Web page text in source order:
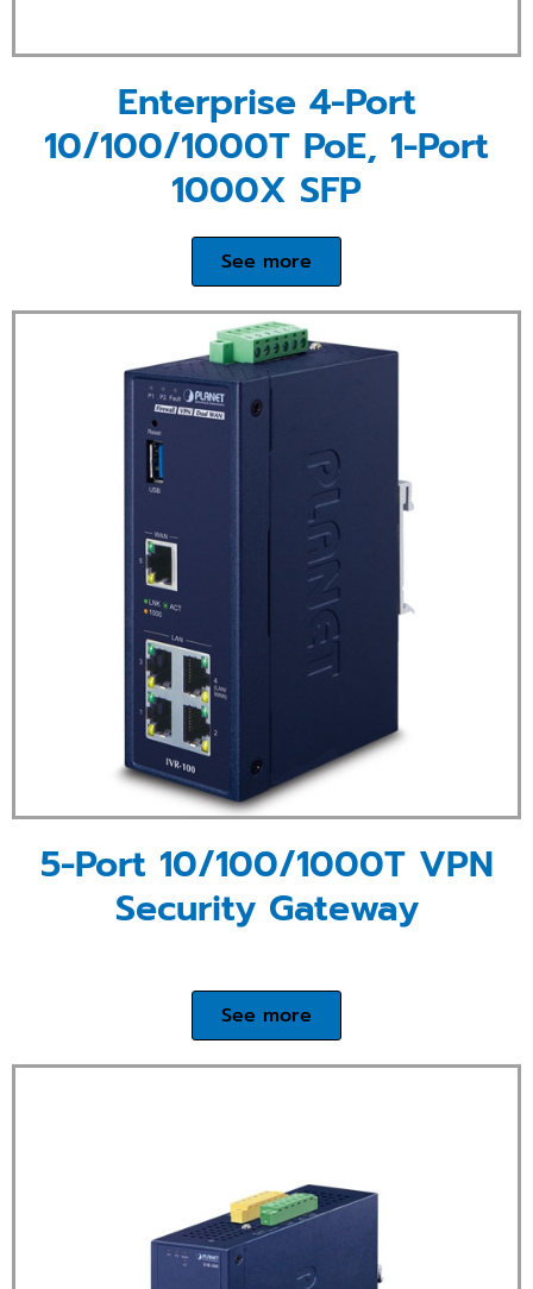
Enterprise 4-Port
10/100/1000T PoE, 1-Port
1000X SFP
See more
5-Port 10/100/1000T VPN
Security Gateway
See more